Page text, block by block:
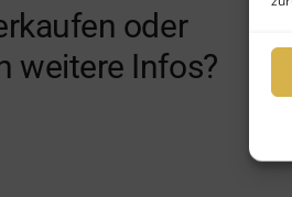
oder
weitere Infos?